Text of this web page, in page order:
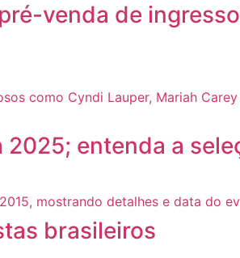
venda de
2025; entenda a
brasileiros